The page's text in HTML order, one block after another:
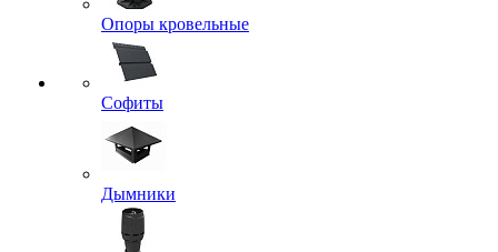
Опоры кровельные
Софиты
Дымники